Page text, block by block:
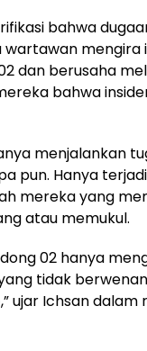
bahwa
mengira
dan berusaha
bahwa
menjalankan
pun. Hanya
mereka yang
atau memukul.
02 hanya
tidak
ujar Ichsan